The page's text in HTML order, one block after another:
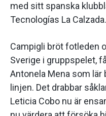
med sitt spanska
Tecnologías La Calzada.
Campigli bröt fotleden
Sverige i gruppspelet,
Antonela Mena som
linjen. Det drabbar
Leticia Cobo nu är